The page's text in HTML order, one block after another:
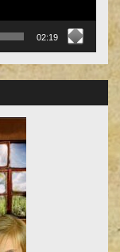
02:19